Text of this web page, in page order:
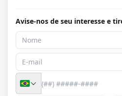
Avise-nos de seu interesse e